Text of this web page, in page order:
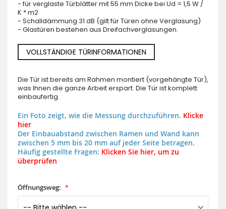
- für verglaste Türblätter mit 55 mm Dicke bei Ud = 1,5 W /
K * m2
- Schalldämmung 31 dB (gilt für Türen ohne Verglasung)
- Glastüren bestehen aus Dreifachverglasungen.
VOLLSTÄNDIGE TÜRINFORMATIONEN
Die Tür ist bereits am Rahmen montiert (vorgehängte Tür),
was Ihnen die ganze Arbeit erspart. Die Tür ist komplett
einbaufertig.
Ein Foto zeigt, wie die Messung durchzuführen. Klicke
hier
Der Einbauabstand zwischen Ramen und Wand kann
zwischen 5 mm bis 20 mm auf jeder Seite betragen.
Häufig gestellte Fragen: Klicken Sie hier, um zu
überprüfen
Öffnungsweg: